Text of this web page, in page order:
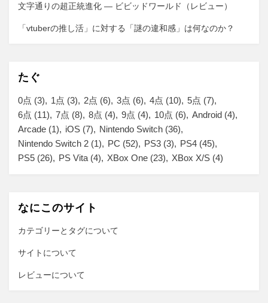
文字通りの超正統進化 ― ビビッドワールド（レビュー）
「vtuberの推し活」に対する「謎の違和感」は何なのか？
たぐ
0点 (3) 1点 (3) 2点 (6) 3点 (6) 4点 (10) 5点 (7)
6点 (11) 7点 (8) 8点 (4) 9点 (4) 10点 (6) Android (4)
Arcade (1) iOS (7) Nintendo Switch (36)
Nintendo Switch 2 (1) PC (52) PS3 (3) PS4 (45)
PS5 (26) PS Vita (4) XBox One (23) XBox X/S (4)
なにこのサイト
カテゴリーとタグについて
サイトについて
レビューについて